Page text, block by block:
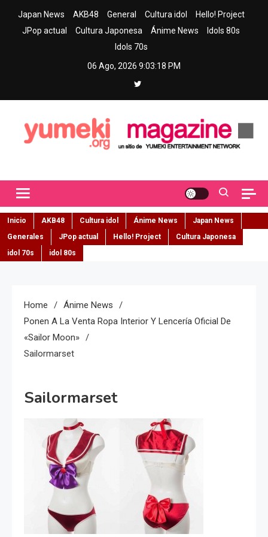
Japan News AKB48 General Cultura idol
Hello! Project
JPop actual
Cultura Japonesa Ánime News
Idols 80s
Idols 70s
06 Ago, 2026 9:03:19 PM
Inicio AKB48 Cultura idol Ánime News
Japan News
Generales
JPop actual Hello! Project
Cultura Japonesa
idol 70s
idol 80s
Home
Ánime News
Ponen A La Venta Ropa Interior Y Lencería Oficial De
«Sailor Moon»
Sailormarset
Sailormarset